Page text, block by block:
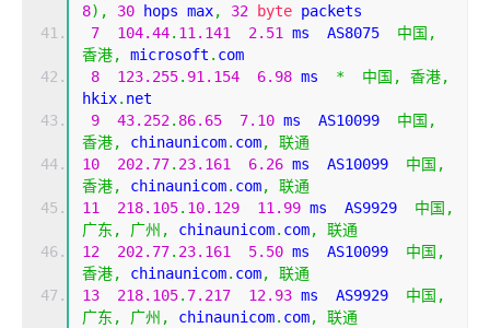
8), 30 hops max, 32 byte packets
7
104.44. 11.141 2.51 ms  AS8075 中国,
香港,
microsoft . com
8
123.255. 91.154 6.98 ms * 中国,
香港,
hkix. net
9
43.252. 86.65 7.10 ms  AS10099 中国,
香港,
chinaunicom. com,
联通
10
202.77. 23.161 6.26 ms  AS10099 中国,
香港,
chinaunicom. com,
联通
11
218.105. 10.129 11.99 ms  AS9929 中国,
广东,
广州, chinaunicom. com,
联通
12
202.77. 23.161 5.50 ms  AS10099 中国,
香港,
chinaunicom. com,
联通
13
218.105. 7.217 12.93 ms  AS9929 中国,
广东,
广州, chinaunicom. com,
联通